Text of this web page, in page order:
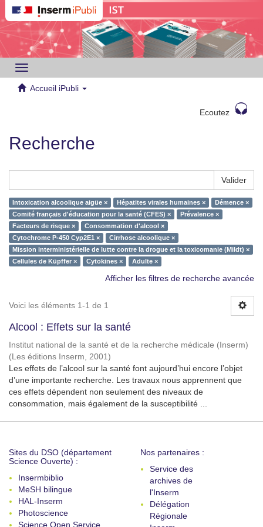
Toggle
navigation
Accueil iPubli
Ecoutez
Recherche
Valider
Intoxication alcoolique aigüe × Hépatites virales humaines ×
Démence ×
Comité français d'éducation pour la santé (CFES) ×
Prévalence ×
Facteurs de risque ×
Consommation d'alcool ×
Cytochrome P-450 Cyp2E1 ×
Cirrhose alcoolique ×
Mission interministérielle de lutte contre la drogue et la toxicomanie (Mildt) ×
Cellules de Küpffer ×
Cytokines × Adulte ×
Afficher les filtres de recherche avancée
Voici les éléments 1-1 de 1
Alcool : Effets sur la santé
Institut national de la santé et de la recherche médicale (Inserm)
(Les éditions Inserm, 2001)
Les effets de l’alcool sur la santé font aujourd’hui encore l’objet
d’une importante recherche. Les travaux nous apprennent que
ces effets dépendent non seulement des niveaux de
consommation, mais également de la susceptibilité ...
Sites du DSO (département
Science Ouverte) :
Insermbiblio
MeSH bilingue
HAL-Inserm
Photoscience
Science Open Service
Nos partenaires :
Service des
archives de
l'Inserm
Délégation
Régionale